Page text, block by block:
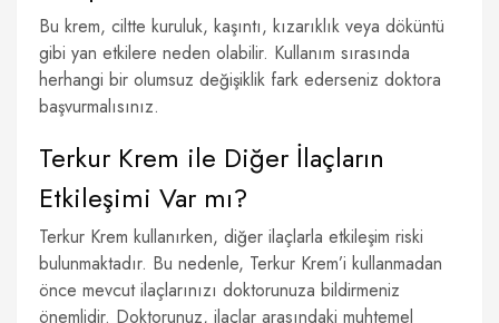
Bu krem, ciltte kuruluk, kaşıntı, kızarıklık veya döküntü
gibi yan etkilere neden olabilir. Kullanım sırasında
herhangi bir olumsuz değişiklik fark ederseniz doktora
başvurmalısınız.
Terkur Krem ile Diğer İlaçların
Etkileşimi Var mı?
Terkur Krem kullanırken, diğer ilaçlarla etkileşim riski
bulunmaktadır. Bu nedenle, Terkur Krem’i kullanmadan
önce mevcut ilaçlarınızı doktorunuza bildirmeniz
önemlidir. Doktorunuz, ilaçlar arasındaki muhtemel